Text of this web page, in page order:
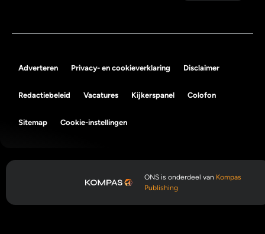
Adverteren Privacy- en cookieverklaring Disclaimer
Redactiebeleid Vacatures Kijkerspanel Colofon
Sitemap Cookie-instellingen
ONS is onderdeel van Kompas
Publishing